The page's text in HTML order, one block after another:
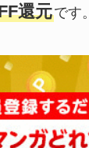
還元です。